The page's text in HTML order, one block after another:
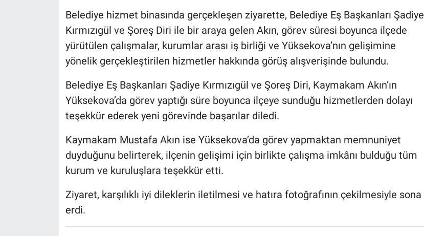
Belediye hizmet binasında gerçekleşen ziyarette, Belediye Eş Başkanları Şadiye
Kırmızıgül ve Şoreş Diri ile bir araya gelen Akın, görev süresi boyunca ilçede
yürütülen çalışmalar, kurumlar arası iş birliği ve Yüksekova’nın gelişimine
yönelik gerçekleştirilen hizmetler hakkında görüş alışverişinde bulundu.
Belediye Eş Başkanları Şadiye Kırmızıgül ve Şoreş Diri, Kaymakam Akın’ın
Yüksekova’da görev yaptığı süre boyunca ilçeye sunduğu hizmetlerden dolayı
teşekkür ederek yeni görevinde başarılar diledi.
Kaymakam Mustafa Akın ise Yüksekova’da görev yapmaktan memnuniyet
duyduğunu belirterek, ilçenin gelişimi için birlikte çalışma imkânı bulduğu tüm
kurum ve kuruluşlara teşekkür etti.
Ziyaret, karşılıklı iyi dileklerin iletilmesi ve hatıra fotoğrafının çekilmesiyle sona
erdi.